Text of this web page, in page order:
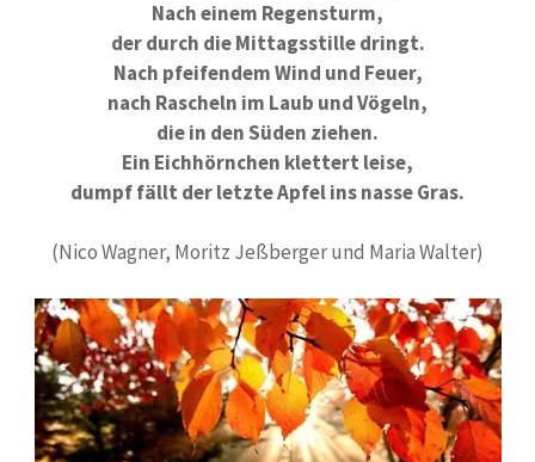
Nach einem Regensturm,
der durch die Mittagsstille dringt.
Nach pfeifendem Wind und Feuer,
nach Rascheln im Laub und Vögeln,
die in den Süden ziehen.
Ein Eichhörnchen klettert leise,
dumpf fällt der letzte Apfel ins nasse Gras.
(Nico Wagner, Moritz Jeßberger und Maria Walter)